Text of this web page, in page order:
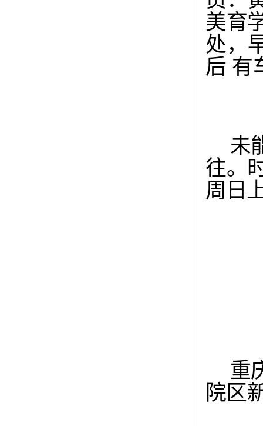
美育
处，
后 有
未
往。
周日
重
院区